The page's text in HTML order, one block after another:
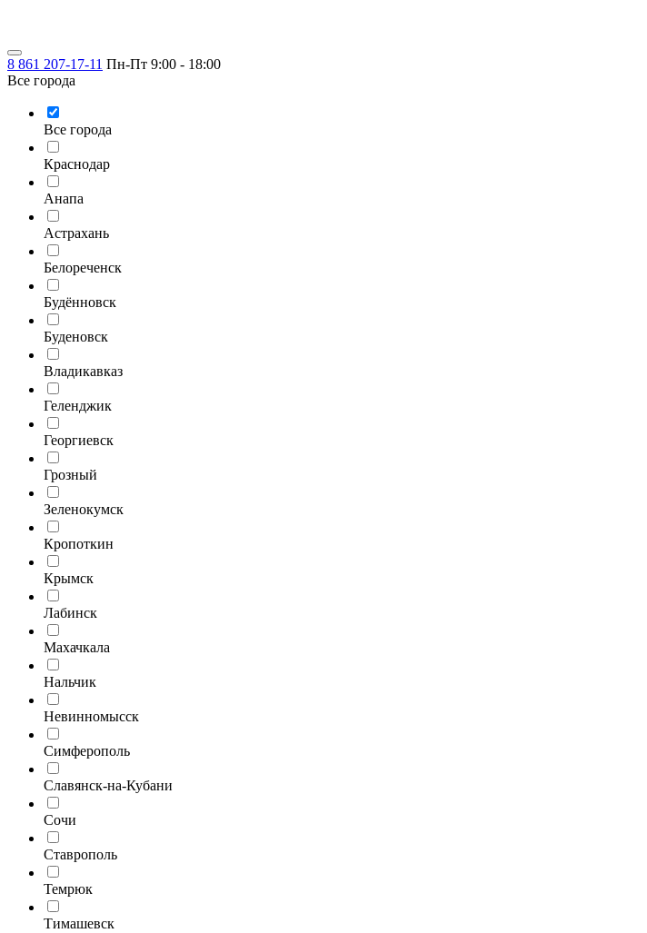
8 861 207-17-11 Пн-Пт 9:00 - 18:00
Все города
Все города
Краснодар
Анапа
Астрахань
Белореченск
Будённовск
Буденовск
Владикавказ
Геленджик
Георгиевск
Грозный
Зеленокумск
Кропоткин
Крымск
Лабинск
Махачкала
Нальчик
Невинномысск
Симферополь
Славянск-на-Кубани
Сочи
Ставрополь
Темрюк
Тимашевск